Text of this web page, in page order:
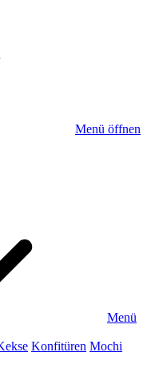
Menü öffnen
Menü
Konfitüren Mochi